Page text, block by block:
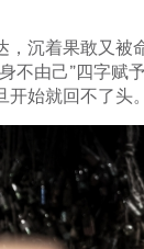
，沉着果敢又
不由己”四字赋
开始就回不了头